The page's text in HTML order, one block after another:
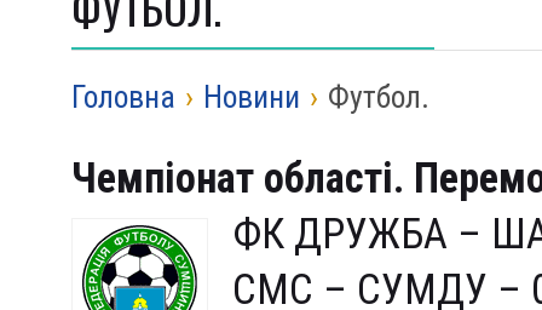
Головна › Новини › Футбол.
Чемпіонат області.
ФК ДРУЖБА –
СМС – СУМДУ –